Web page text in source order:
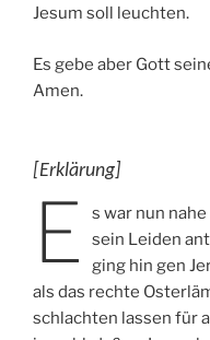
Jesum soll leuchten.
Es gebe aber Gott
Amen.
[Erklärung]
E
s war nun
sein Leiden
ging hin gen
als das rechte
schlachten lassen für